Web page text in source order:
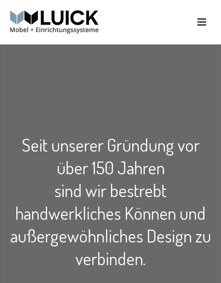
Seit unserer Gründung vor
über 150 Jahren
sind wir bestrebt
handwerkliches Können und
außergewöhnliches Design zu
verbinden.